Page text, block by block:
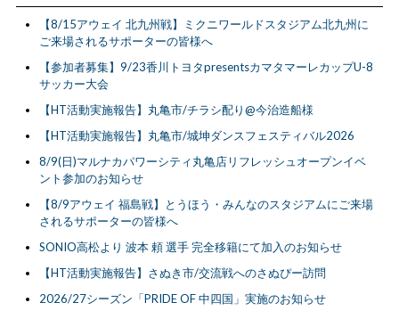
【8/15アウェイ 北九州戦】ミクニワールドスタジアム北九州に
ご来場されるサポーターの皆様へ
【参加者募集】9/23香川トヨタpresentsカマタマーレカップU-8
サッカー大会
【HT活動実施報告】丸亀市/チラシ配り@今治造船様
【HT活動実施報告】丸亀市/城坤ダンスフェスティバル2026
8/9(日)マルナカパワーシティ丸亀店リフレッシュオープンイベ
ント参加のお知らせ
【8/9アウェイ 福島戦】とうほう・みんなのスタジアムにご来場
されるサポーターの皆様へ
SONIO高松より 波本 頼 選手 完全移籍にて加入のお知らせ
【HT活動実施報告】さぬき市/交流戦へのさぬぴー訪問
2026/27シーズン「PRIDE OF 中四国」実施のお知らせ